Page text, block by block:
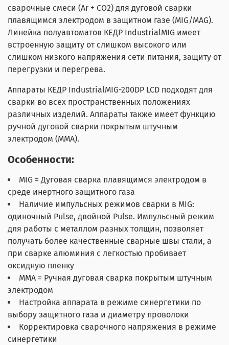
сварочные смеси (Ar + CO2) для дуговой сварки
плавящимся электродом в защитном газе (MIG/MAG).
Линейка полуавтоматов КЕДР IndustrialMIG имеет
встроенную защиту от слишком высокого или
слишком низкого напряжения сети питания, защиту от
перегрузки и перегрева.
Аппараты КЕДР IndustrialMIG-200DP LCD подходят для
сварки во всех пространственных положениях
различных изделий. Аппараты также имеет функцию
ручной дуговой сварки покрытым штучным
электродом (ММА).
Особенности:
MIG = Дуговая сварка плавящимся электродом в
среде инертного защитного газа
Наличие импульсных режимов сварки в MIG:
одиночный Pulse, двойной Pulse. Импульсный режим
для работы с металлом разных толщин, позволяет
получать более качественные сварные швы стали, а
при сварке алюминия с легкостью пробивает
оксидную пленку
MMA = Ручная дуговая сварка покрытым штучным
электродом
Настройка аппарата в режиме синергетики по
выбору защитного газа и диаметру проволоки
Корректировка сварочного напряжения в режиме
синергетики